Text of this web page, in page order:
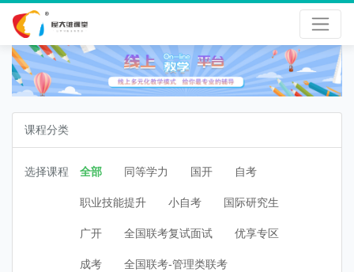
课程分类
选择课程 全部 同等学力 国开 自考
职业技能提升 小自考 国际研究生
广开 全国联考复试面试 优享专区
成考 全国联考-管理类联考